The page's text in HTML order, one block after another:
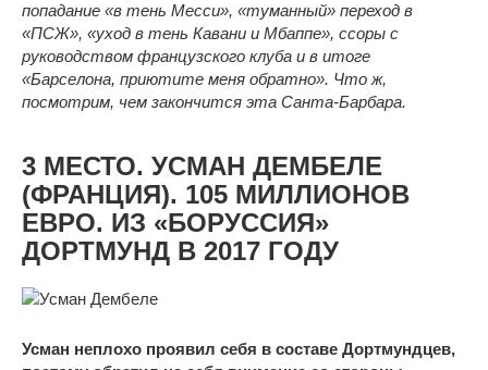
попадание «в тень Месси», «туманный» переход в
«ПСЖ», «уход в тень Кавани и Мбаппе», ссоры с
руководством французского клуба и в итоге
«Барселона, приютите меня обратно». Что ж,
посмотрим, чем закончится эта Санта-Барбара.
3 МЕСТО. УСМАН ДЕМБЕЛЕ
(ФРАНЦИЯ). 105 МИЛЛИОНОВ
ЕВРО. ИЗ «БОРУССИЯ»
ДОРТМУНД В 2017 ГОДУ
Усман неплохо проявил себя в составе Дортмундцев,